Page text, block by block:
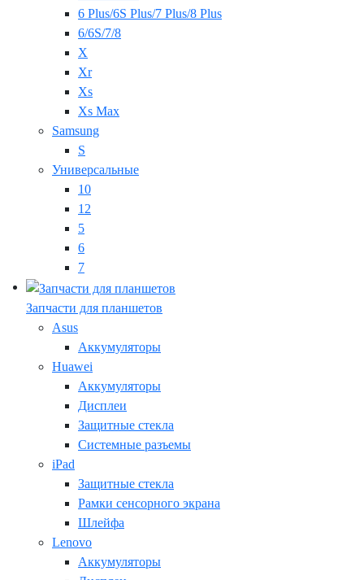
6 Plus/6S Plus/7 Plus/8 Plus
6/6S/7/8
X
Xr
Xs
Xs Max
Samsung
S
Универсальные
10
12
5
6
7
Запчасти для планшетов
Asus
Аккумуляторы
Huawei
Аккумуляторы
Дисплеи
Защитные стекла
Системные разъемы
iPad
Защитные стекла
Рамки сенсорного экрана
Шлейфа
Lenovo
Аккумуляторы